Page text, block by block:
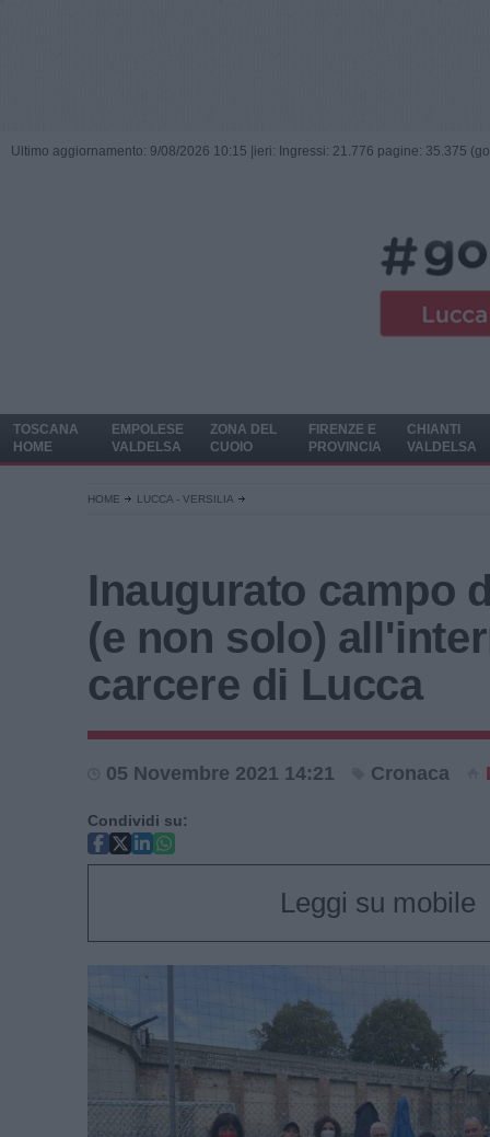
Ultimo aggiornamento: 9/08/2026 10:15 | ieri: Ingressi: 21.776 pagine: 35.375
TOSCANA
HOME
EMPOLESE
VALDELSA
ZONA DEL
CUOIO
FIRENZE E
PROVINCIA
CHIANTI
VALDELSA
HOME LUCCA - VERSILIA
Inaugurato campo
(e non solo)
carcere di Lucca
05 Novembre 2021 14:21 Cronaca
Condividi su:
Leggi su mobile